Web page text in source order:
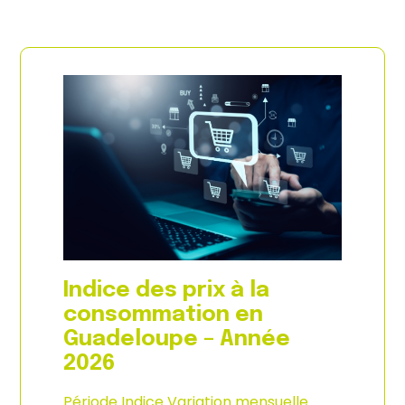
Indice des prix à la
consommation en
Guadeloupe – Année
2026